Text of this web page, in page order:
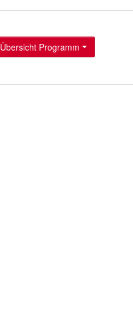
Übersicht Programm